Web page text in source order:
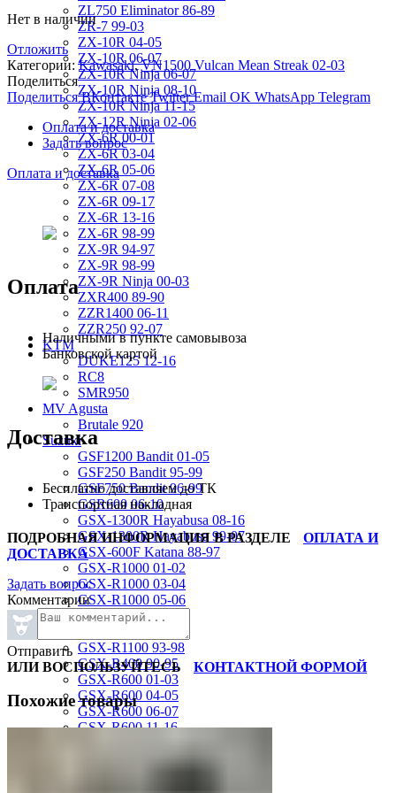
ZL750 Eliminator 86-89
ZR-7 99-03
ZX-10R 04-05
ZX-10R 06-07
ZX-10R Ninja 06-07
ZX-10R Ninja 08-10
ZX-10R Ninja 11-15
ZX-12R Ninja 02-06
ZX-6R 00-01
ZX-6R 03-04
ZX-6R 05-06
ZX-6R 07-08
ZX-6R 09-17
ZX-6R 13-16
ZX-6R 98-99
ZX-9R 94-97
ZX-9R 98-99
ZX-9R Ninja 00-03
ZXR400 89-90
ZZR1400 06-11
ZZR250 92-07
KTM
DUKE125 12-16
RC8
SMR950
MV Agusta
Brutale 920
Suzuki
GSF1200 Bandit 01-05
GSF250 Bandit 95-99
GSF750 Bandit 96-99
GSR600 06-10
GSX-1300R Hayabusa 08-16
GSX-1300R Hayabusa 99-07
GSX-600F Katana 88-97
GSX-R1000 01-02
GSX-R1000 03-04
GSX-R1000 05-06
GSX-R1000 07-08
GSX-R1100 93-98
GSX-R400 90-95
GSX-R600 01-03
GSX-R600 04-05
GSX-R600 06-07
GSX-R600 11-16
GSX-R750 00-03
Нет в наличии
Отложить
Категории:Kawasaki, VN1500 Vulcan Mean Streak 02-03
Поделиться
Поделиться ВКонтакте Twitter Email OK WhatsApp Telegram
Оплата и доставка
Задать вопрос
Оплата и доставка
Оплата
Наличными в пункте самовывоза
Банковской картой
Доставка
Бесплатно доставляем до ТК
Транспортная накладная
ПОДРОБНАЯ ИНФОРМАЦИЯ В РАЗДЕЛЕ
ОПЛАТА И
ДОСТАВКА
Задать вопрос
Комментарии
Отправить
ИЛИ ВОСПОЛЬЗУЙТЕСЬ
КОНТАКТНОЙ ФОРМОЙ
Похожие товары